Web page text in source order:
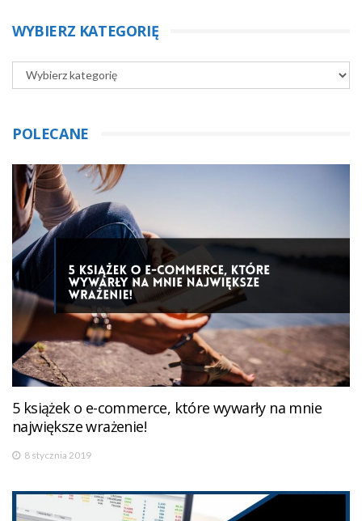
WYBIERZ KATEGORIĘ
POLECANE
5 książek o e-commerce, które wywarły na mnie
największe wrażenie!
8 stycznia 2019